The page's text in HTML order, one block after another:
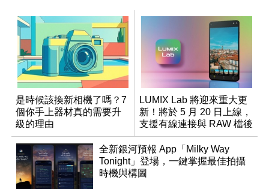
是時候該換新相機了嗎？7
個你手上器材真的需要升
級的理由
LUMIX Lab 將迎來重大更
新！將於 5 月 20 日上線，
支援有線連接與 RAW 檔後
製
全新銀河預報 App「Milky Way
Tonight」登場，一鍵掌握最佳拍攝
時機與構圖